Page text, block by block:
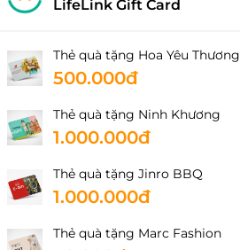
LifeLink Gift Card
Thẻ quà tặng Hoa Yêu Thương
500.000đ
Thẻ quà tặng Ninh Khương
1.000.000đ
Thẻ quà tặng Jinro BBQ
1.000.000đ
Thẻ quà tặng Marc Fashion